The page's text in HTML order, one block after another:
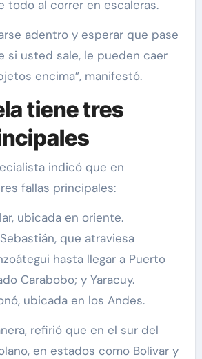
todo al correr en escaleras.
adentro y esperar que pase
si usted sale, le pueden caer
encima”, manifestó.
tiene tres
indicó que en
fallas principales:
ubicada en oriente.
que atraviesa
hasta llegar a Puerto
Carabobo; y Yaracuy.
ubicada en los Andes.
refirió que en el sur del
en estados como Bolívar y